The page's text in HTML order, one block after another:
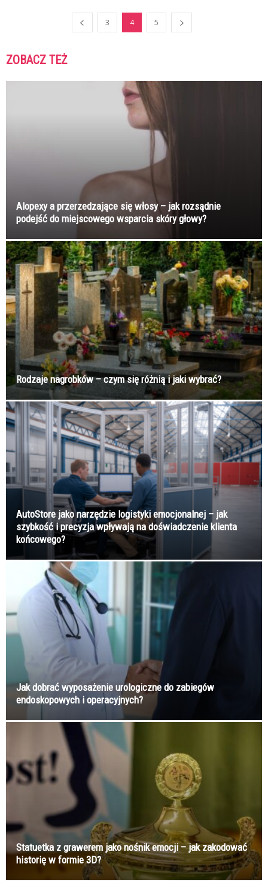
3 4 5
ZOBACZ TEŻ
Alopexy a przerzedzające się włosy – jak rozsądnie
podejść do miejscowego wsparcia skóry głowy?
Rodzaje nagrobków – czym się różnią i jaki wybrać?
AutoStore jako narzędzie logistyki emocjonalnej – jak
szybkość i precyzja wpływają na doświadczenie klienta
końcowego?
Jak dobrać wyposażenie urologiczne do zabiegów
endoskopowych i operacyjnych?
Statuetka z grawerem jako nośnik emocji – jak zakodować
historię w formie 3D?